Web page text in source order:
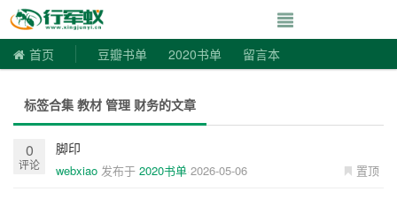
寻书令|走向自
首页 豆瓣书单 2020书单 留言本
标签合集 教材 管理 财务的文章
0
评论
脚印
置顶
webxiao 发布于 2020书单 2026-05-06